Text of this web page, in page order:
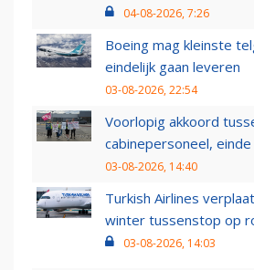
04-08-2026, 7:26
Boeing mag kleinste
eindelijk gaan leveren
03-08-2026, 22:54
Voorlopig akkoord
cabinepersoneel,
03-08-2026, 14:40
Turkish Airlines
winter tussenstop op
03-08-2026, 14:03